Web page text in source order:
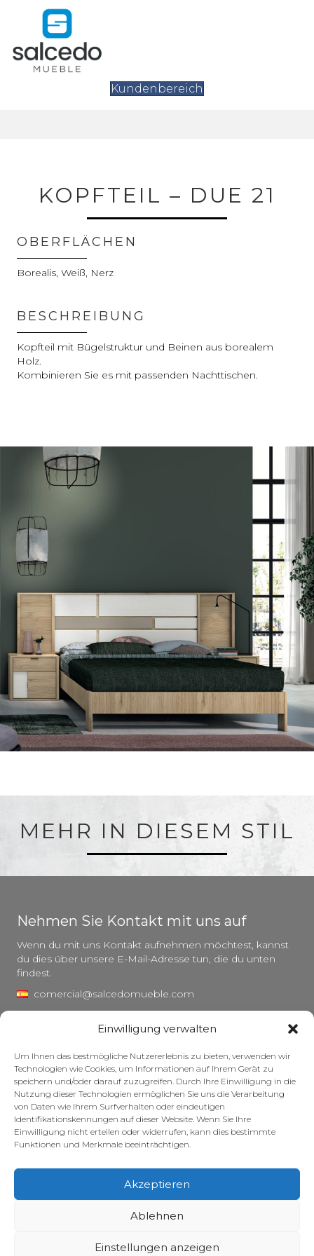
Einwilligung verwalten
Um Ihnen das bestmögliche Nutzererlebnis zu bieten, verwenden wir
Technologien wie Cookies, um Informationen auf Ihrem Gerät zu
speichern und/oder darauf zuzugreifen. Durch Ihre Einwilligung in die
Nutzung dieser Technologien ermöglichen Sie uns die Verarbeitung
von Daten wie Ihrem Surfverhalten oder eindeutigen
Identifikationskennungen auf dieser Website. Wenn Sie Ihre
Einwilligung nicht erteilen oder widerrufen, kann dies bestimmte
Funktionen und Merkmale beeinträchtigen.
Akzeptieren
Ablehnen
Einstellungen anzeigen
Kundenbereich
KOPFTEIL – DUE 21
OBERFLÄCHEN
Borealis, Weiß, Nerz
BESCHREIBUNG
Kopfteil mit Bügelstruktur und Beinen aus borealem
Holz.
Kombinieren Sie es mit passenden Nachttischen.
MEHR IN DIESEM STIL
Nehmen Sie Kontakt mit uns auf
Wenn du mit uns Kontakt aufnehmen möchtest, kannst
du dies über unsere E-Mail-Adresse tun, die du unten
findest.
comercial@salcedomueble.com
distribucion@salcedomueble.com
Instagram
Rechtlicher Hinweis
Datenschutzerklärung
Cookie-Richtlinie
Zuschüsse
Website entwickelt, optimiert und gepflegt – mit viel Koffein – von